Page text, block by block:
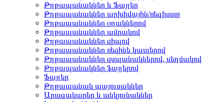
Թղթապանակներ և Ֆայլեր
Թղթապանակներ արխիվային/ռեգիստր
Թղթապանակներ օղակներով
Թղթապանակներ ամրակով
Թղթապանակներ զիպով
Թղթապանակներ ռեզինե կապերով
Թղթապանակներ զսպանակներով, սեղմակով
Թղթապանակներ ֆայլերով
Ֆայլեր
Թղթապանակ պայուսակներ
Արագակարեր և անկյունակներ